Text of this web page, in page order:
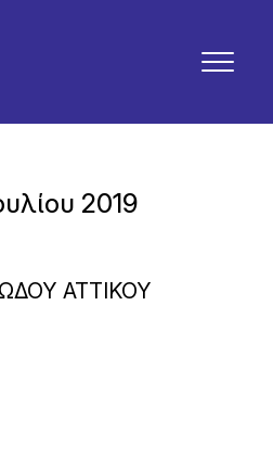
2019
ΑΤΤΙΚΟΥ